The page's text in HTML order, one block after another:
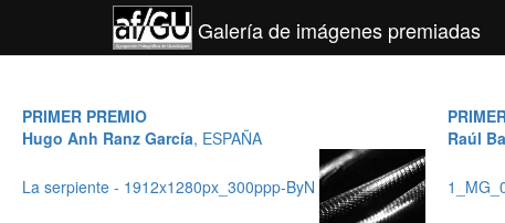
Galería de imágenes premiadas
PRIMER PREMIO
Hugo Anh Ranz García, ESPAÑA
La serpiente - 1912x1280px_300ppp-ByN
Raúl